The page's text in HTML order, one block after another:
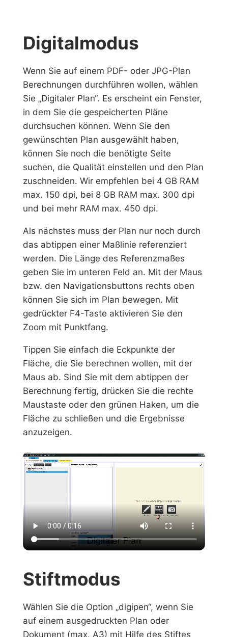
Digitalmodus
Wenn Sie auf einem PDF- oder JPG-Plan
Berechnungen durchführen wollen, wählen
Sie „Digitaler Plan“. Es erscheint ein Fenster,
in dem Sie die gespeicherten Pläne
durchsuchen können. Wenn Sie den
gewünschten Plan ausgewählt haben,
können Sie noch die benötigte Seite
suchen, die Qualität einstellen und den Plan
zuschneiden. Wir empfehlen bei 4 GB RAM
max. 150 dpi, bei 8 GB RAM max. 300 dpi
und bei mehr RAM max. 450 dpi.
Als nächstes muss der Plan nur noch durch
das abtippen einer Maßlinie referenziert
werden. Die Länge des Referenzmaßes
geben Sie im unteren Feld an. Mit der Maus
bzw. den Navigationsbuttons rechts oben
können Sie sich im Plan bewegen. Mit
gedrückter F4-Taste aktivieren Sie den
Zoom mit Punktfang.
Tippen Sie einfach die Eckpunkte der
Fläche, die Sie berechnen wollen, mit der
Maus ab. Sind Sie mit dem abtippen der
Berechnung fertig, drücken Sie die rechte
Maustaste oder den grünen Haken, um die
Fläche zu schließen und die Ergebnisse
anzuzeigen.
Stiftmodus
Wählen Sie die Option „digipen“, wenn Sie
auf einem ausgedruckten Plan oder
Dokument (max. A3) mit Hilfe des Stiftes